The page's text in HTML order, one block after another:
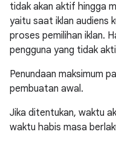
tidak akan aktif hingga
yaitu saat iklan audiens
proses pemilihan iklan.
pengguna yang tidak
Penundaan maksimum
pembuatan awal.
Jika ditentukan, waktu
waktu habis masa